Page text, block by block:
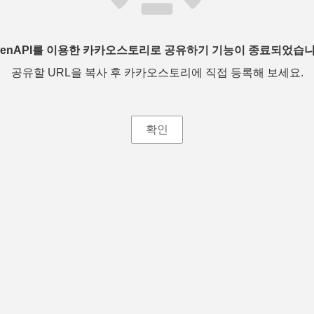
를 이용한 카카오스토리로 공유하기 기능이 종료되었습
공유할 URL을 복사 후 카카오스토리에 직접 등록해 보세요.
확인